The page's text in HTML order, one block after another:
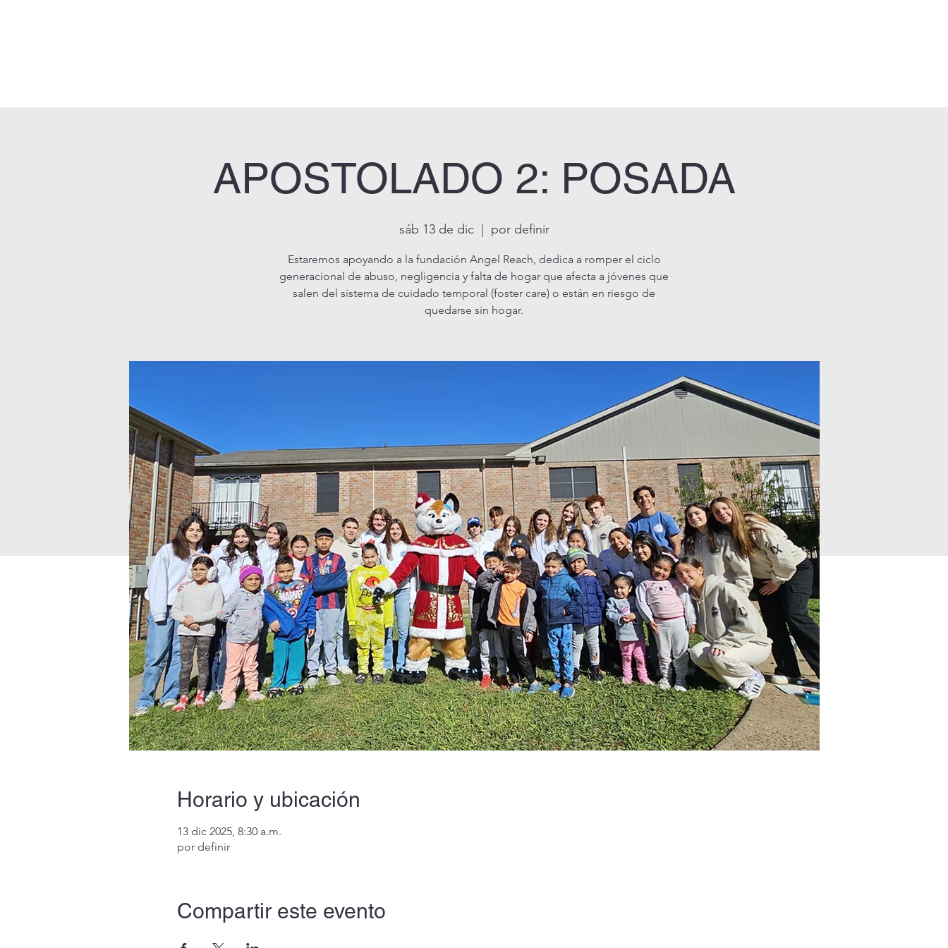
APOSTOLADO 2: POSADA
sáb 13 de dic
  |
por definir
Estaremos apoyando a la fundación Angel Reach, dedica a romper el ciclo
generacional de abuso, negligencia y falta de hogar que afecta a jóvenes que
salen del sistema de cuidado temporal (foster care) o están en riesgo de
quedarse sin hogar.
Horario y ubicación
13 dic 2025, 8:30 a.m.
por definir
Compartir este evento